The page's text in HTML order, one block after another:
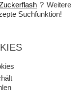
? Weitere
Suchfunktion!